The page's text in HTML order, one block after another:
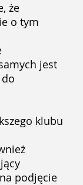
że
o tym
jest
klubu
podjęcie